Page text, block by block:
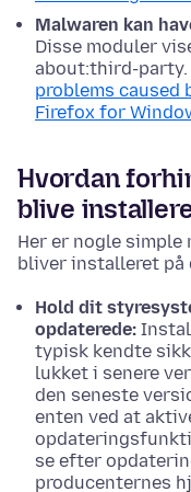
Malwaren kan
Disse moduler
about:third-
problems caused
Firefox for
Hvordan
blive
Her er nogle
bliver installeret på
Hold dit
opdaterede:
typisk kendte
lukket i senere
den seneste
enten ved at
se efter
producenternes